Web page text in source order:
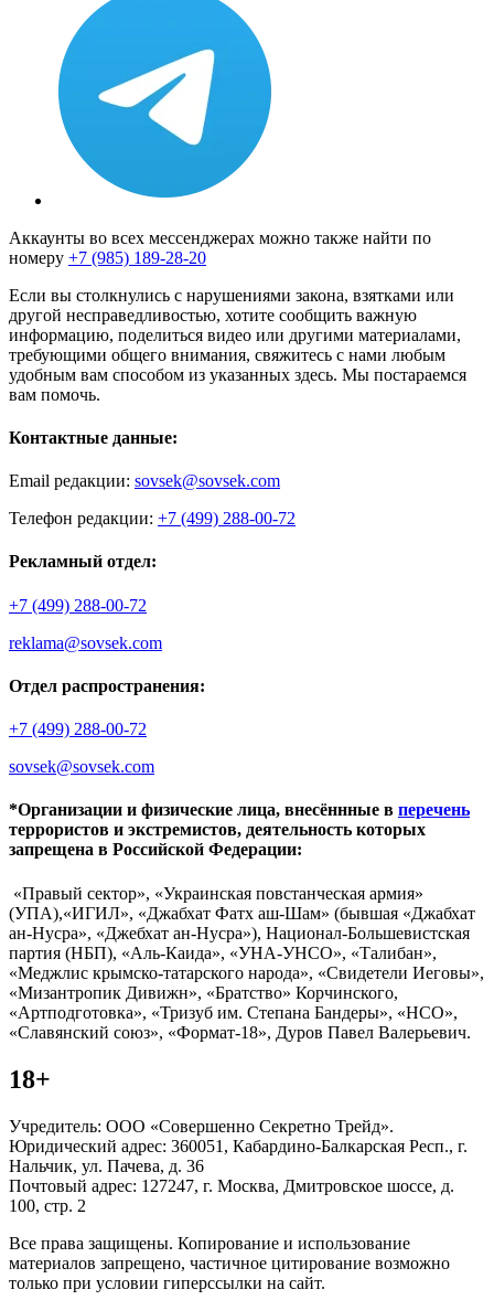
Аккаунты во всех мессенджерах можно также найти по
номеру +7 (985) 189-28-20
Если вы столкнулись с нарушениями закона, взятками или
другой несправедливостью, хотите сообщить важную
информацию, поделиться видео или другими материалами,
требующими общего внимания, свяжитесь с нами любым
удобным вам способом из указанных здесь. Мы постараемся
вам помочь.
Контактные данные:
Email редакции: sovsek@sovsek.com
Телефон редакции: +7 (499) 288-00-72
Рекламный отдел:
+7 (499) 288-00-72
reklama@sovsek.com
Отдел распространения:
+7 (499) 288-00-72
sovsek@sovsek.com
*Организации и физические лица, внесённные в перечень
террористов и экстремистов, деятельность которых
запрещена в Российской Федерации:
«Правый сектор», «Украинская повстанческая армия»
(УПА),«ИГИЛ», «Джабхат Фатх аш-Шам» (бывшая «Джабхат
ан-Нусра», «Джебхат ан-Нусра»), Национал-Большевистская
партия (НБП), «Аль-Каида», «УНА-УНСО», «Талибан»,
«Меджлис крымско-татарского народа», «Свидетели Иеговы»,
«Мизантропик Дивижн», «Братство» Корчинского,
«Артподготовка», «Тризуб им. Степана Бандеры», «НСО»,
«Славянский союз», «Формат-18», Дуров Павел Валерьевич.
18+
Учредитель: ООО «Совершенно Секретно Трейд».
Юридический адрес: 360051, Кабардино-Балкарская Респ., г.
Нальчик, ул. Пачева, д. 36
Почтовый адрес: 127247, г. Москва, Дмитровское шоссе, д.
100, стр. 2
Все права защищены. Копирование и использование
материалов запрещено, частичное цитирование возможно
только при условии гиперссылки на сайт.